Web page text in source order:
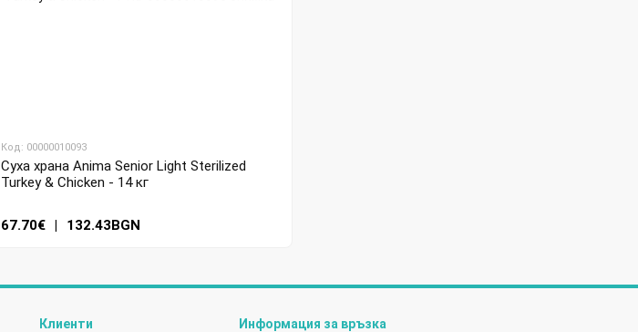
Код: 00000010093
Суха храна Anima Senior Light Sterilized
Turkey & Chicken - 14 кг
67.70€ | 132.43BGN
Клиенти Информация за връзка